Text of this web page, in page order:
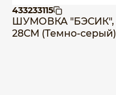
433233115
ШУМОВКА "БЭСИК",
28СМ (Темно-серый)